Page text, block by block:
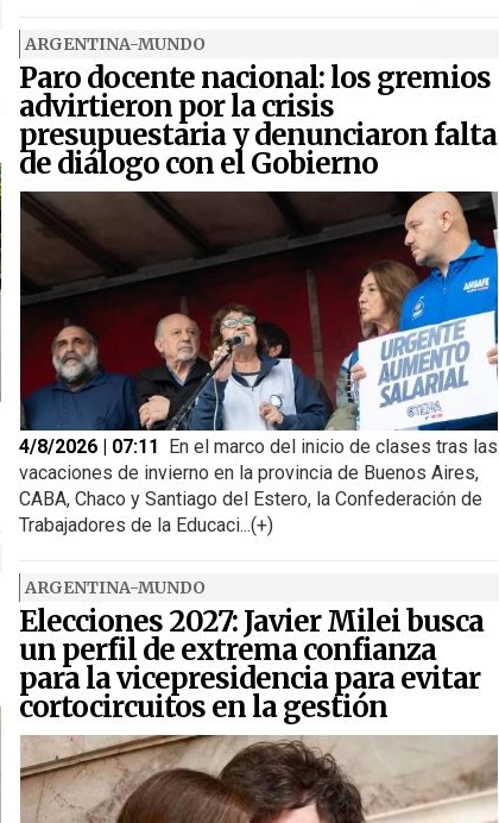
ARGENTINA-MUNDO
Paro docente nacional: los gremios
advirtieron por la crisis
presupuestaria y denunciaron falta
de diálogo con el Gobierno
4/8/2026 | 07:11 En el marco del inicio de clases tras las
vacaciones de invierno en la provincia de Buenos Aires,
CABA, Chaco y Santiago del Estero, la Confederación de
Trabajadores de la Educaci...(+)
ARGENTINA-MUNDO
Elecciones 2027: Javier Milei busca
un perfil de extrema confianza
para la vicepresidencia para evitar
cortocircuitos en la gestión